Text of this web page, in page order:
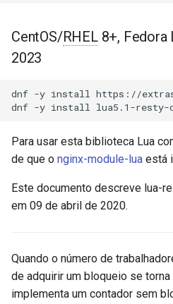
a
auth-pam
auth-radius
auth-totp
bot-verifier
brotli
Veja Também
Suporte a NGINX HTTP/3
QUIC - Pacotes RPM para
Angie Web Server - Instalar
Linux e AlmaLinux
CentOS/RHEL8+, Fedora
2023
dnf -y install
https://
dnf -y install
Para usar esta biblioteca Lua
de que o nginx-module-lua está
Este documento descreve lua-
em 09 de abril de 2020.
Quando o número de
de adquirir um bloqueio se
implementa um contador sem